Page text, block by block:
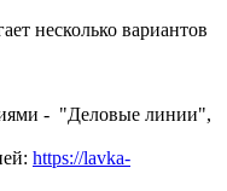
несколько вариантов
- "Деловые линии",
https://lavka-